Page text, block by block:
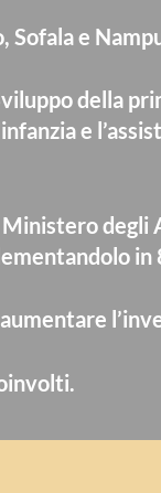
Sofala e
della
e
degli